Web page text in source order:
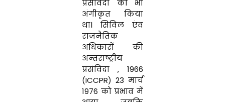
प्रसंविदा को भी
अंगीकृत किया
था। सिविल एंव
राजनैतिक
अधिकारों की
अन्‍तराष्‍ट्रीय
प्रसंविदा , 1966
(ICCPR)23 मार्च
1976 को प्रभाव में